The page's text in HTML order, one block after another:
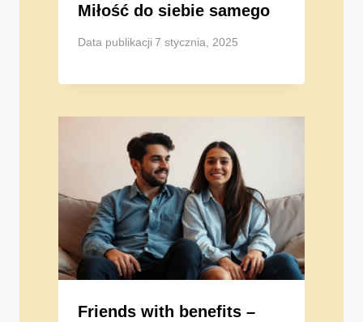
Miłość do siebie samego
Data publikacji 7 stycznia, 2025
Friends with benefits –